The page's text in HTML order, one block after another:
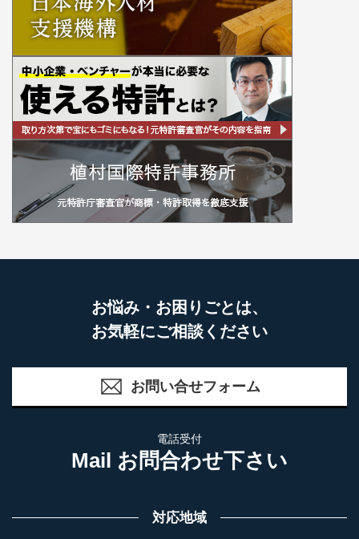
お悩み・お困りごとは、
お気軽にご相談ください
お問い合せフォーム
電話受付
Mail お問合わせ下さい
対応地域